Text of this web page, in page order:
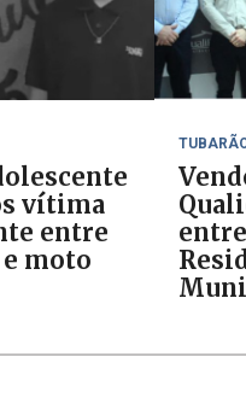
vítima
entre
moto